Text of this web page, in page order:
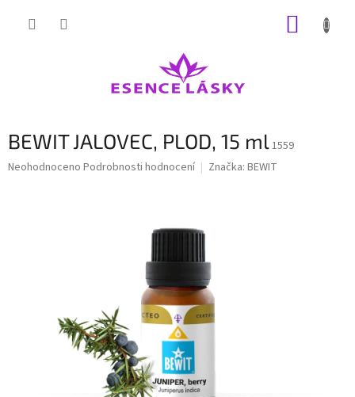
BEWIT JALOVEC, PLOD, 15 ml1559
Průměrné
Neohodnoceno Podrobnosti hodnocení Značka: BEWIT